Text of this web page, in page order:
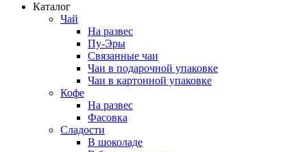
Каталог
Чай
На развес
Пу-Эры
Связанные чаи
Чаи в подарочной упаковке
Чаи в картонной упаковке
Кофе
На развес
Фасовка
Сладости
В шоколаде